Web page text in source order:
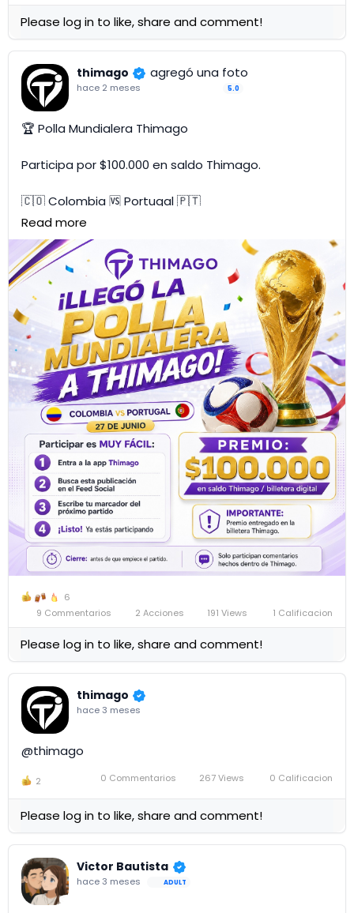
Please log in to like, share and comment!
thimago agregó una foto
hace 2 meses 5.0
🏆 Polla Mundialera Thimago
Participa por $100.000 en saldo Thimago.
🇨🇴 Colombia 🆚 Portugal 🇵🇹
Comenta tu marcador y demuestra que eres el
mejor pronosticador de la comunidad.
⚽ ¿Cuál es tu resultado?
Read more
6
9 Commentarios
2 Acciones 191 Views 1 Calificacion
Please log in to like, share and comment!
thimago
hace 3 meses
@thimago
2 0 Commentarios 267 Views 0 Calificacion
Please log in to like, share and comment!
Victor Bautista
hace 3 meses ADULT